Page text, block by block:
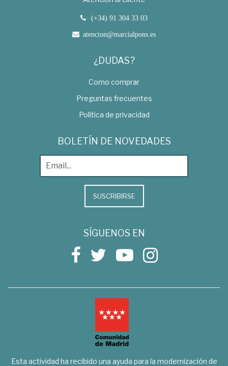
(+34) 91 304 33 03
atencion@marcialpons.es
¿DUDAS?
Como comprar
Preguntas frecuentes
Política de privacidad
BOLETÍN DE NOVEDADES
SUSCRIBIRSE
SÍGUENOS EN
Esta actividad ha recibido una ayuda para la modernización de